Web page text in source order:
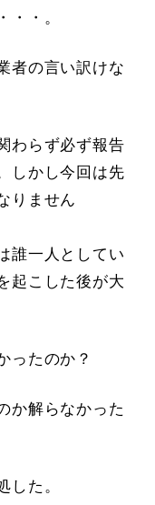
・・。
者の言い訳けな
わらず必ず報告
しかし今回は先
りません
誰一人としてい
起こした後が大
ったのか？
か解らなかった
した。